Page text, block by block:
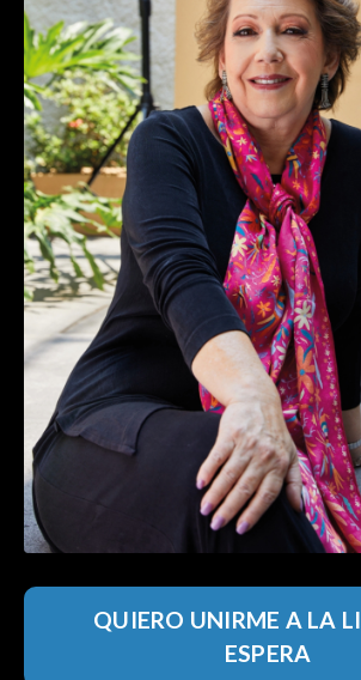
QUIERO UNIRME A LA
ESPERA